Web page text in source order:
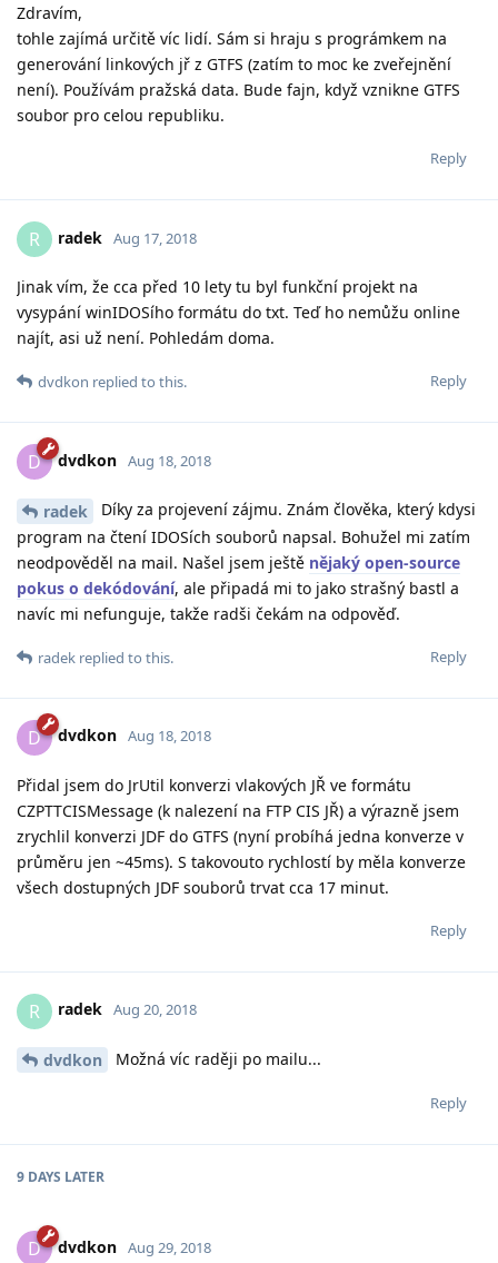
Zdravím,
tohle zajímá určitě víc lidí. Sám si hraju s prográmkem na
generování linkových jř z GTFS (zatím to moc ke zveřejnění
není). Používám pražská data. Bude fajn, když vznikne GTFS
soubor pro celou republiku.
Reply
R radek Aug 17, 2018
Jinak vím, že cca před 10 lety tu byl funkční projekt na
vysypání winIDOSího formátu do txt. Teď ho nemůžu online
najít, asi už není. Pohledám doma.
Reply
dvdkon replied to this.
D dvdkon Aug 18, 2018
radek
Díky za projevení zájmu. Znám člověka, který kdysi
program na čtení IDOSích souborů napsal. Bohužel mi zatím
neodpověděl na mail. Našel jsem ještě nějaký open-source
pokus o dekódování, ale připadá mi to jako strašný bastl a
navíc mi nefunguje, takže radši čekám na odpověď.
Reply
radek replied to this.
D dvdkon Aug 18, 2018
Přidal jsem do JrUtil konverzi vlakových JŘ ve formátu
CZPTTCISMessage (k nalezení na FTP CIS JŘ) a výrazně jsem
zrychlil konverzi JDF do GTFS (nyní probíhá jedna konverze v
průměru jen ~45ms). S takovouto rychlostí by měla konverze
všech dostupných JDF souborů trvat cca 17 minut.
Reply
R radek Aug 20, 2018
dvdkon Možná víc raději po mailu...
Reply
9 DAYS LATER
D dvdkon Aug 29, 2018